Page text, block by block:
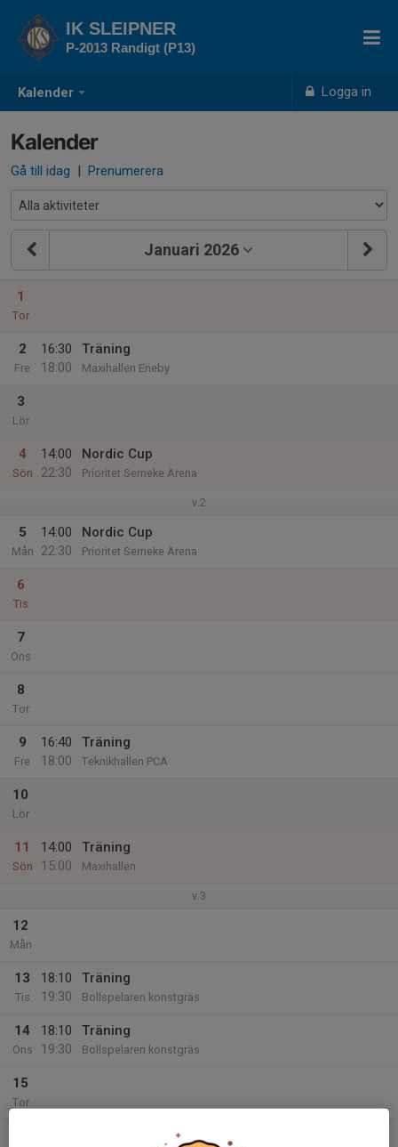
Kalender Logga in
IK SLEIPNER
P-2013 Randigt (P13)
Kalender
Gå till idag | Prenumerera
Januari 2026
1
Tor
2
Fre
16:30
18:00
Träning
Maxihallen Eneby
3
Lör
4
Sön
14:00
22:30
Nordic Cup
Prioritet Serneke Arena
v.2
5
Mån
14:00
22:30
Nordic Cup
Prioritet Serneke Arena
6
Tis
7
Ons
8
Tor
9
Fre
16:40
18:00
Träning
Teknikhallen PCA
10
Lör
11
Sön
14:00
15:00
Träning
Maxihallen
v.3
12
Mån
13
Tis
18:10
19:30
Träning
Bollspelaren konstgräs
14
Ons
18:10
19:30
Träning
Bollspelaren konstgräs
15
Tor